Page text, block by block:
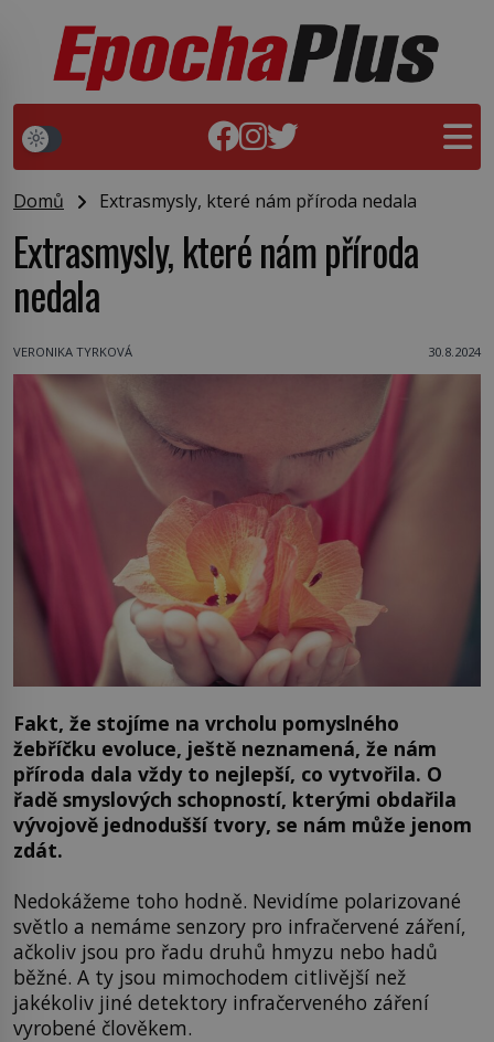
Domů Extrasmysly, které nám příroda nedala
Extrasmysly, které nám příroda
nedala
VERONIKA TYRKOVÁ 30.8.2024
Fakt, že stojíme na vrcholu pomyslného
žebříčku evoluce, ještě neznamená, že nám
příroda dala vždy to nejlepší, co vytvořila. O
řadě smyslových schopností, kterými obdařila
vývojově jednodušší tvory, se nám může jenom
zdát.
Nedokážeme toho hodně. Nevidíme polarizované
světlo a nemáme senzory pro infračervené záření,
ačkoliv jsou pro řadu druhů hmyzu nebo hadů
běžné. A ty jsou mimochodem citlivější než
jakékoliv jiné detektory infračerveného záření
vyrobené člověkem.